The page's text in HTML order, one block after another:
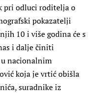
pri odluci roditelja o
pokazatelji
10 i više godina će s
i dalje činiti
nacionalnim
koja je vrtić obišla
suradnike iz